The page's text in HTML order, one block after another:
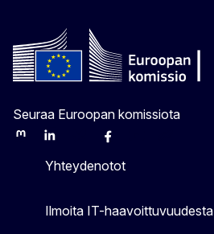
Seuraa Euroopan komissiota
MastodonLinkedInBlueskyFacebook
Yhteydenotot
Ilmoita IT-haavoittuvuudesta